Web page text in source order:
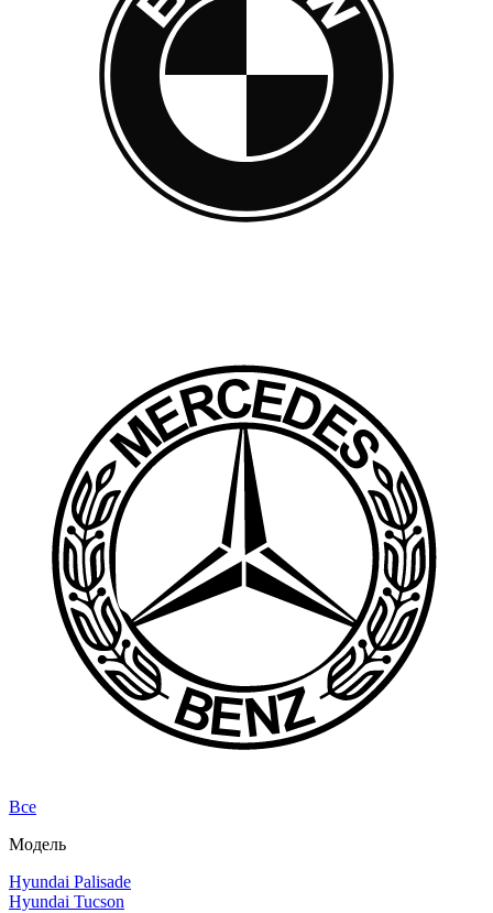
Все
Модель
Hyundai Palisade
Hyundai Tucson